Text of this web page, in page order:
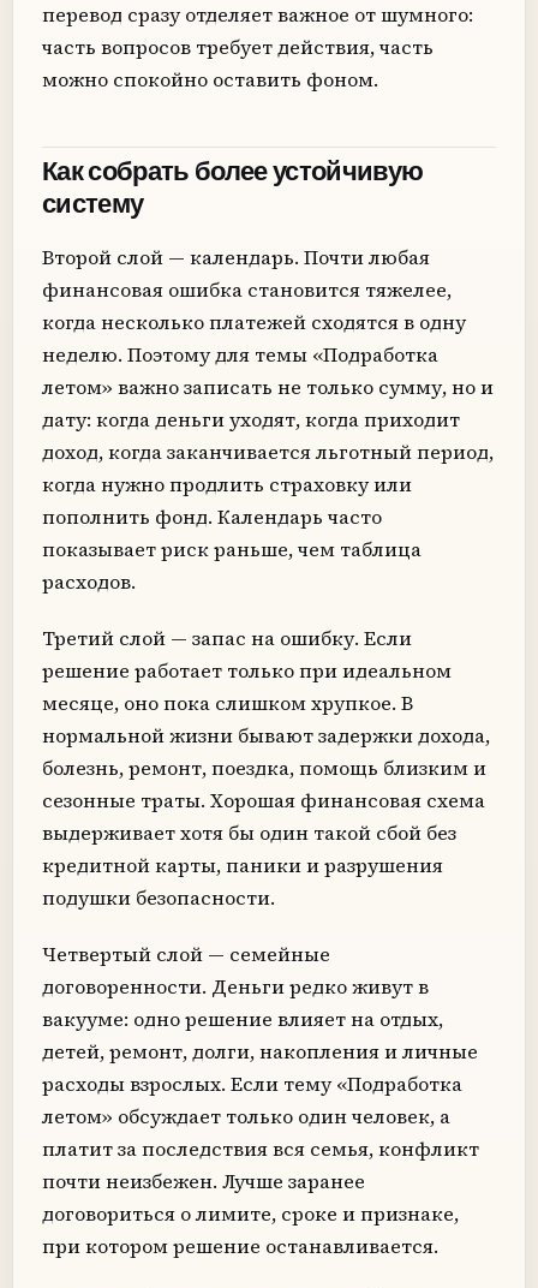
перевод сразу отделяет важное от шумного:
часть вопросов требует действия, часть
можно спокойно оставить фоном.
Как собрать более устойчивую
систему
Второй слой — календарь. Почти любая
финансовая ошибка становится тяжелее,
когда несколько платежей сходятся в одну
неделю. Поэтому для темы «Подработка
летом» важно записать не только сумму, но и
дату: когда деньги уходят, когда приходит
доход, когда заканчивается льготный период,
когда нужно продлить страховку или
пополнить фонд. Календарь часто
показывает риск раньше, чем таблица
расходов.
Третий слой — запас на ошибку. Если
решение работает только при идеальном
месяце, оно пока слишком хрупкое. В
нормальной жизни бывают задержки дохода,
болезнь, ремонт, поездка, помощь близким и
сезонные траты. Хорошая финансовая схема
выдерживает хотя бы один такой сбой без
кредитной карты, паники и разрушения
подушки безопасности.
Четвертый слой — семейные
договоренности. Деньги редко живут в
вакууме: одно решение влияет на отдых,
детей, ремонт, долги, накопления и личные
расходы взрослых. Если тему «Подработка
летом» обсуждает только один человек, а
платит за последствия вся семья, конфликт
почти неизбежен. Лучше заранее
договориться о лимите, сроке и признаке,
при котором решение останавливается.